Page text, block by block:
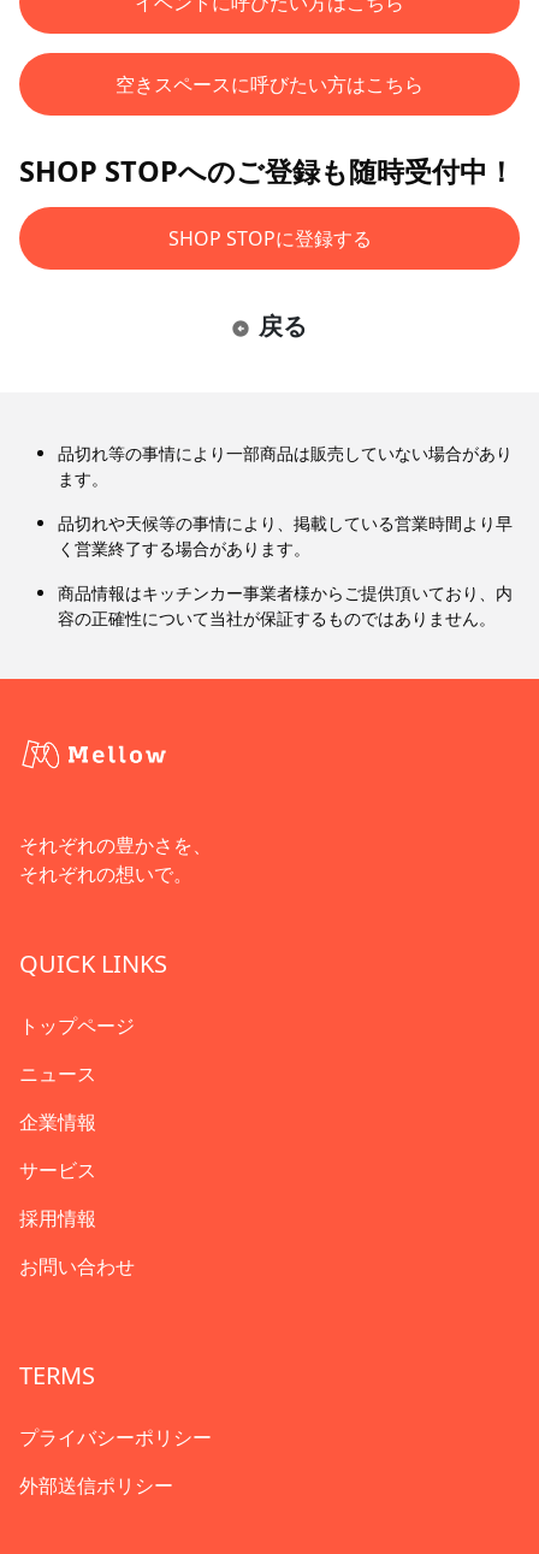
空きスペースに呼びたい方はこちら
SHOP STOPへのご登録も随時受付中！
SHOP STOPに登録する
戻る
品切れ等の事情により一部商品は販売していない場合があり
ます。
品切れや天候等の事情により、掲載している営業時間より早
く営業終了する場合があります。
商品情報はキッチンカー事業者様からご提供頂いており、内
容の正確性について当社が保証するものではありません。
それぞれの豊かさを、
それぞれの想いで。
QUICK LINKS
トップページ
ニュース
企業情報
サービス
採用情報
お問い合わせ
TERMS
プライバシーポリシー
外部送信ポリシー